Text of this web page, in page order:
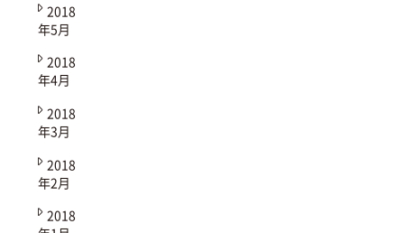
2018
年5月
2018
年4月
2018
年3月
2018
年2月
2018